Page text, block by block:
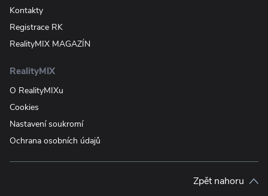
Kontakty
Registrace RK
RealityMIX MAGAZÍN
RealityMIX
O RealityMIXu
Cookies
Nastavení soukromí
Ochrana osobních údajů
Zpět nahoru